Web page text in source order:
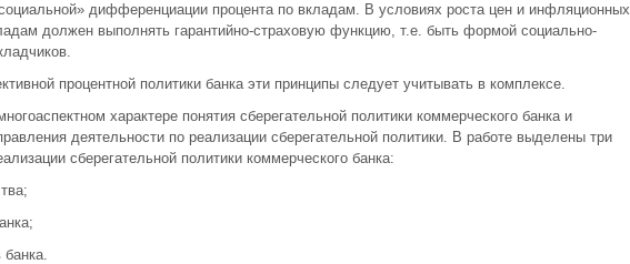
дифференциации процента по вкладам. В условиях роста цен и инфляционных
должен выполнять гарантийно-страховую функцию, т.е. быть формой социально-
процентной политики банка эти принципы следует учитывать в комплексе.
характере понятия сберегательной политики коммерческого банка и
деятельности по реализации сберегательной политики. В работе выделены три
сберегательной политики коммерческого банка:
банка.